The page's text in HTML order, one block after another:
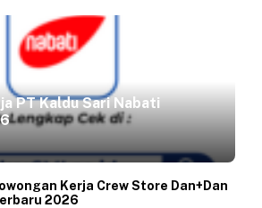
PT Kaldu Sari Nabati
Kerja Crew Store Dan+Dan
2026